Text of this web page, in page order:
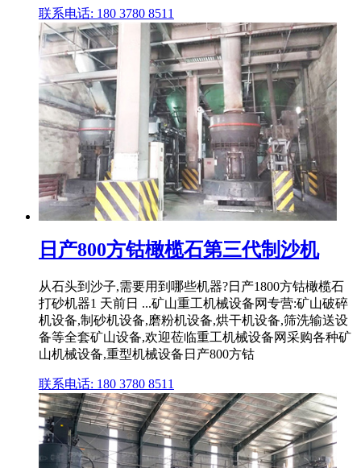
联系电话: 180 3780 8511
日产800方钴橄榄石第三代制沙机
从石头到沙子,需要用到哪些机器?日产1800方钴橄榄石
打砂机器1 天前日 ...矿山重工机械设备网专营:矿山破碎
机设备,制砂机设备,磨粉机设备,烘干机设备,筛洗输送设
备等全套矿山设备,欢迎莅临重工机械设备网采购各种矿
山机械设备,重型机械设备日产800方钴
联系电话: 180 3780 8511